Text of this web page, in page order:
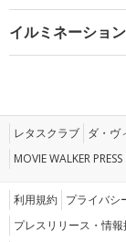
イルミネーション
レタスクラブ ダ・ヴ
MOVIE WALKER PRESS
利用規約 プライバシ
プレスリリース・情